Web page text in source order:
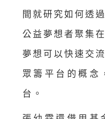
間就研究如何透
公益夢想者聚集
夢想可以快速交
眾籌平台的概念
台。